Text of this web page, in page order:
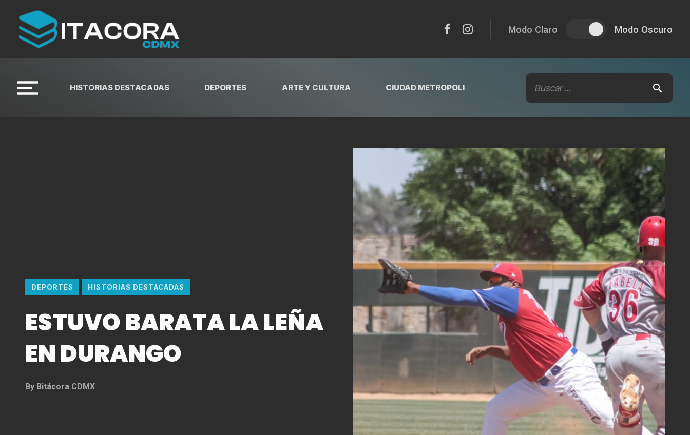
Modo Claro Modo Oscuro
HISTORIAS DESTACADAS DEPORTES ARTE Y CULTURA CIUDAD METROPOLI
DEPORTES HISTORIAS DESTACADAS
ESTUVO BARATA LA LEÑA
EN DURANGO
By Bitácora CDMX